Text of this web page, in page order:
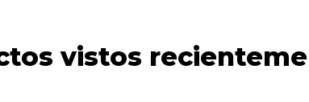
vistos